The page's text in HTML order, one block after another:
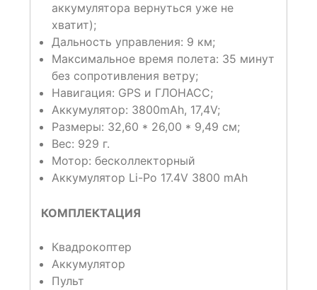
аккумулятора вернуться уже не
хватит);
Дальность управления: 9 км;
Максимальное время полета: 35 минут
без сопротивления ветру;
Навигация: GPS и ГЛОНАСС;
Аккумулятор: 3800mAh, 17,4V;
Размеры: 32,60 * 26,00 * 9,49 см;
Вес: 929 г.
Мотор: бесколлекторный
Аккумулятор Li-Po 17.4V 3800 mAh
КОМПЛЕКТАЦИЯ
Квадрокоптер
Аккумулятор
Пульт